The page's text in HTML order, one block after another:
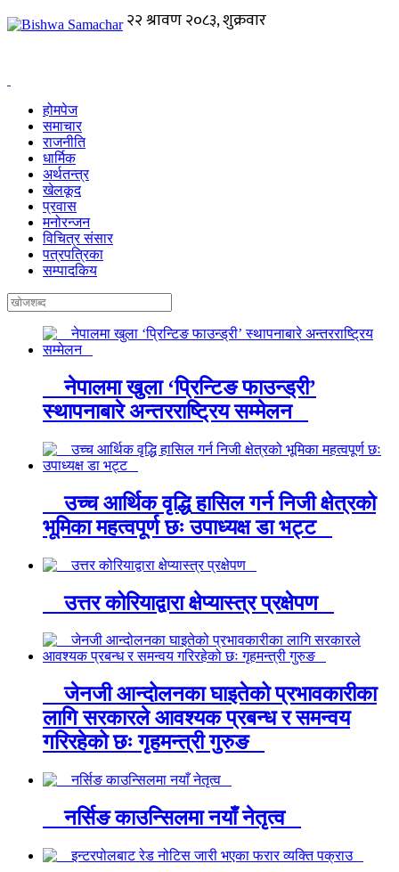
होमपेज
समाचार
राजनीति
धार्मिक
अर्थतन्त्र
खेलकूद
प्रवास
मनोरन्जन
विचित्र संसार
पत्रपत्रिका
सम्पादकिय
नेपालमा खुला ‘प्रिन्टिङ फाउन्ड्री’
स्थापनाबारे अन्तरराष्ट्रिय सम्मेलन
उच्च आर्थिक वृद्धि हासिल गर्न निजी क्षेत्रको
भूमिका महत्वपूर्ण छः उपाध्यक्ष डा भट्ट
उत्तर कोरियाद्वारा क्षेप्यास्त्र प्रक्षेपण
जेनजी आन्दोलनका घाइतेको प्रभावकारीका
लागि सरकारले आवश्यक प्रबन्ध र समन्वय
गरिरहेको छः गृहमन्त्री गुरुङ
नर्सिङ काउन्सिलमा नयाँ नेतृत्व